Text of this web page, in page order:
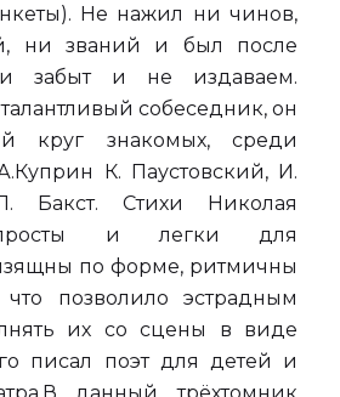
Не нажил ни чинов,
ни званий и был после
забыт и не издаваем.
собеседник, он
круг знакомых, среди
К. Паустовский, И.
Бакст. Стихи Николая
и легки для
по форме, ритмичны
позволило эстрадным
их со сцены в виде
писал поэт для детей и